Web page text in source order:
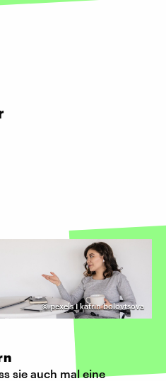
©pexels I katrin bolovtsova
sie auch mal eine